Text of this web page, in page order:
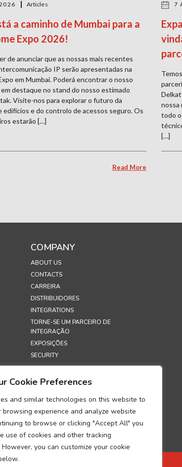
Cookie Preferences
and similar technologies on this website to
browsing experience and analyze website
to browse or clicking "Accept All" you
use of cookies and other tracking
you can customize your cookie
Articles
a caminho de Mumbai para a
Expo 2026!
de anunciar que as nossas mais recentes
IP serão apresentadas na
em Mumbai. Poderá encontrar o nosso
destaque no stand do nosso estimado
Visite-nos para explorar o futuro da
edifícios e do controlo de acessos seguro. Os
estarão […]
Read More
7
nossa
todo
[…]
COMPANY
ABOUT US
CONTACTS
CARREIRA
DISTRIBUIDORES
INTEGRATIONS
TORNE-SE UM PARCEIRO DE
INTEGRAÇÃO
EXPOSIÇÕES
SECURITY